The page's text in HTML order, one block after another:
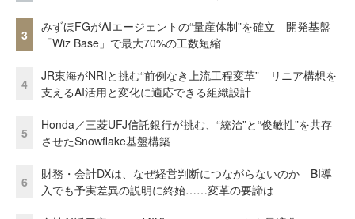
3
みずほFGがAIエージェントの“量産体制”を確立 開発基盤
「Wiz Base」で最大70%の工数短縮
4
JR東海がNRIと挑む“前例なき上流工程変革” リニア構想を
支えるAI活用と変化に適応できる組織設計
5
Honda／三菱UFJ信託銀行が挑む、“統治”と“俊敏性”を共存
させたSnowflake基盤構築
6
財務・会計DXは、なぜ経営判断につながらないのか BI導
入でも予実差異の説明に終始……変革の要諦は